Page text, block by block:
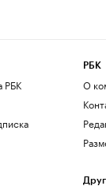
РБК
РБК
О